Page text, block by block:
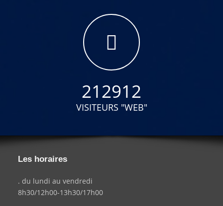
212912
VISITEURS "WEB"
Les horaires
. du lundi au vendredi
8h30/12h00-13h30/17h00